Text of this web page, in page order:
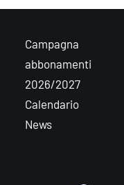
Campagna
abbonamenti
2026/2027
Calendario
News